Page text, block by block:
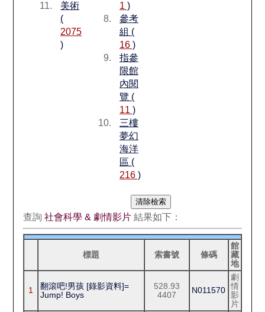
美術
(
2075
)
1 )
參考
組 (
16)
指參
限館
內閱
覽 (
11 )
三樓
夢幻
海洋
區 (
216)
查詢 社會科學 & 劇情影片結果如下：
標題 索書號 條碼
館
藏
地
1
翻滾吧!男孩 [錄影資料]=
Jump! Boys
528.93
4407
N011570
劇
情
影
片